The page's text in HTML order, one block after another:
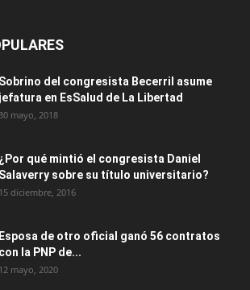
Sobrino del congresista Becerril asume
jefatura en EsSalud de La Libertad
30 mayo, 2018
¿Por qué mintió el congresista Daniel
Salaverry sobre su título universitario?
15 diciembre, 2016
Esposa de otro oficial ganó 56 contratos
con la PNP de...
12 mayo, 2020